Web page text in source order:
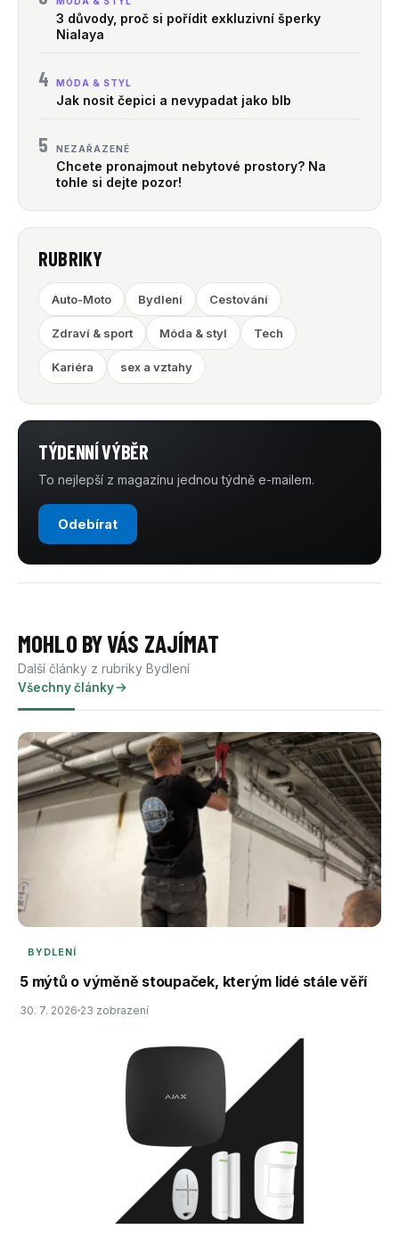
3 důvody, proč si pořídit exkluzivní šperky
Nialaya
4 MÓDA & STYL
Jak nosit čepici a nevypadat jako blb
5 NEZAŘAZENÉ
Chcete pronajmout nebytové prostory? Na
tohle si dejte pozor!
RUBRIKY
Auto-Moto Bydlení Cestování
Zdraví & sport Móda & styl Tech
Kariéra sex a vztahy
TÝDENNÍ VÝBĚR
To nejlepší z magazínu jednou týdně e-mailem.
Odebírat
MOHLO BY VÁS ZAJÍMAT
Další články z rubriky Bydlení
Všechny články
BYDLENÍ
5 mýtů o výměně stoupaček, kterým lidé stále věří
30. 7. 2026 23 zobrazení